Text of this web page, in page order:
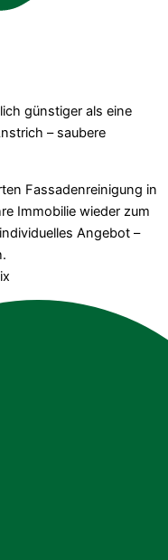
günstiger als eine
– saubere
Fassadenreinigung in
Immobilie wieder zum
Angebot –